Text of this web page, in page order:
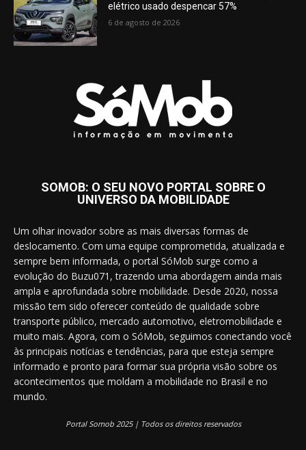
elétrico usado despencar 57%
6 de agosto de 2026
SOMOB: O SEU NOVO PORTAL SOBRE O
UNIVERSO DA MOBILIDADE
Um olhar inovador sobre as mais diversas formas de
deslocamento. Com uma equipe comprometida, atualizada e
sempre bem informada, o portal SóMob surge como a
evolução do Buzu071, trazendo uma abordagem ainda mais
ampla e aprofundada sobre mobilidade. Desde 2020, nossa
missão tem sido oferecer conteúdo de qualidade sobre
transporte público, mercado automotivo, eletromobilidade e
muito mais. Agora, com o SóMob, seguimos conectando você
às principais notícias e tendências, para que esteja sempre
informado e pronto para formar sua própria visão sobre os
acontecimentos que moldam a mobilidade no Brasil e no
mundo.
Portal Somob 2025 | Todos os direitos reservados